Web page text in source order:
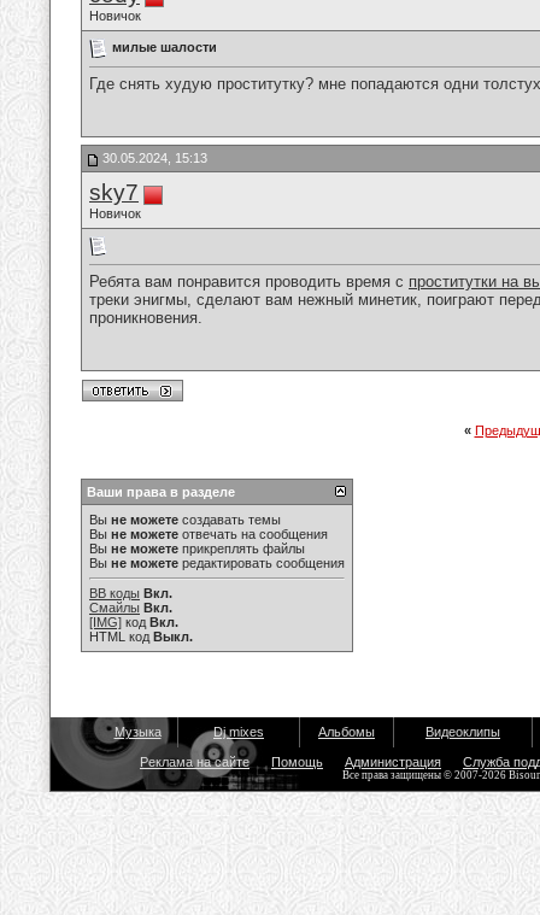
Новичок
милые шалости
Где снять худую проститутку? мне попадаются одни
30.05.2024, 15:13
sky7
Новичок
Ребята вам понравится проводить время с проститутки на
треки энигмы, сделают вам нежный минетик, поиграют
проникновения.
«
Ваши права в разделе
Вы не можете создавать темы
Вы не можете отвечать на сообщения
Вы не можете прикреплять файлы
Вы не можете редактировать сообщения
BB коды Вкл.
Смайлы Вкл.
[IMG] код Вкл.
HTML код Выкл.
Музыка Dj mixes Альбомы Видеоклипы
Реклама на сайте Помощь Администрация Служба
Все права защищены © 2007-2026